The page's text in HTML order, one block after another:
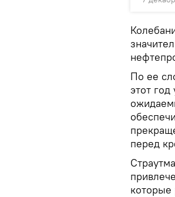
По ее
этот
перед